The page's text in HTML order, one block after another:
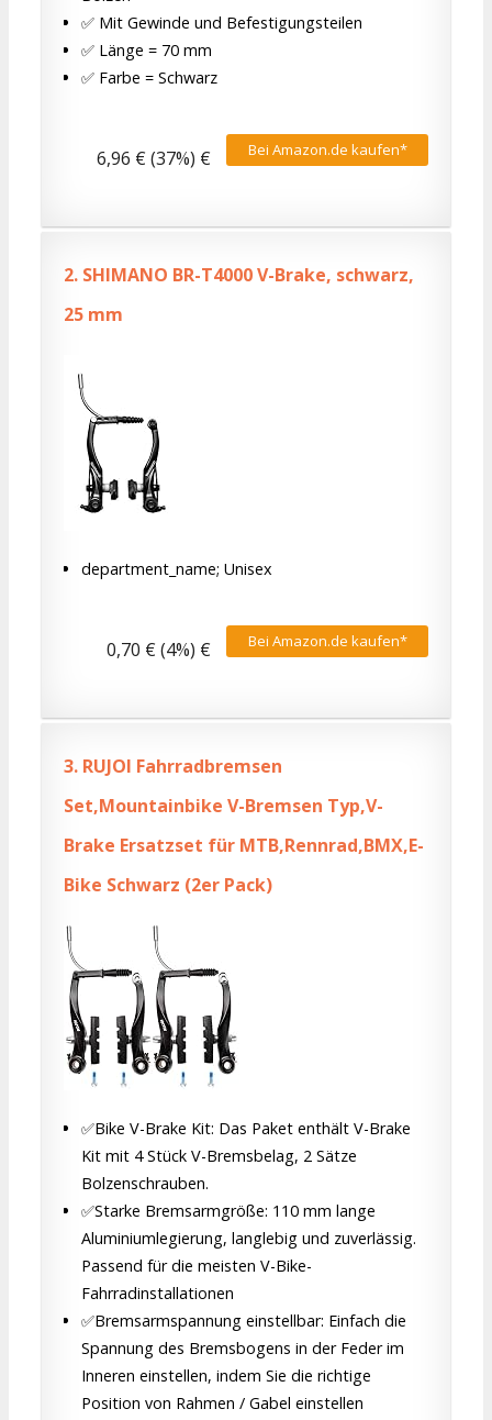
✅ Mit Gewinde und Befestigungsteilen
✅ Länge = 70 mm
✅ Farbe = Schwarz
Bei Amazon.de kaufen*
6,96 € (37%) €
2. SHIMANO BR-T4000 V-Brake, schwarz,
25 mm
department_name; Unisex
Bei Amazon.de kaufen*
0,70 € (4%) €
3. RUJOI Fahrradbremsen
Set,Mountainbike V-Bremsen Typ,V-
Brake Ersatzset für MTB,Rennrad,BMX,E-
Bike Schwarz (2er Pack)
✅Bike V-Brake Kit: Das Paket enthält V-Brake
Kit mit 4 Stück V-Bremsbelag, 2 Sätze
Bolzenschrauben.
✅Starke Bremsarmgröße: 110 mm lange
Aluminiumlegierung, langlebig und zuverlässig.
Passend für die meisten V-Bike-
Fahrradinstallationen
✅Bremsarmspannung einstellbar: Einfach die
Spannung des Bremsbogens in der Feder im
Inneren einstellen, indem Sie die richtige
Position von Rahmen / Gabel einstellen